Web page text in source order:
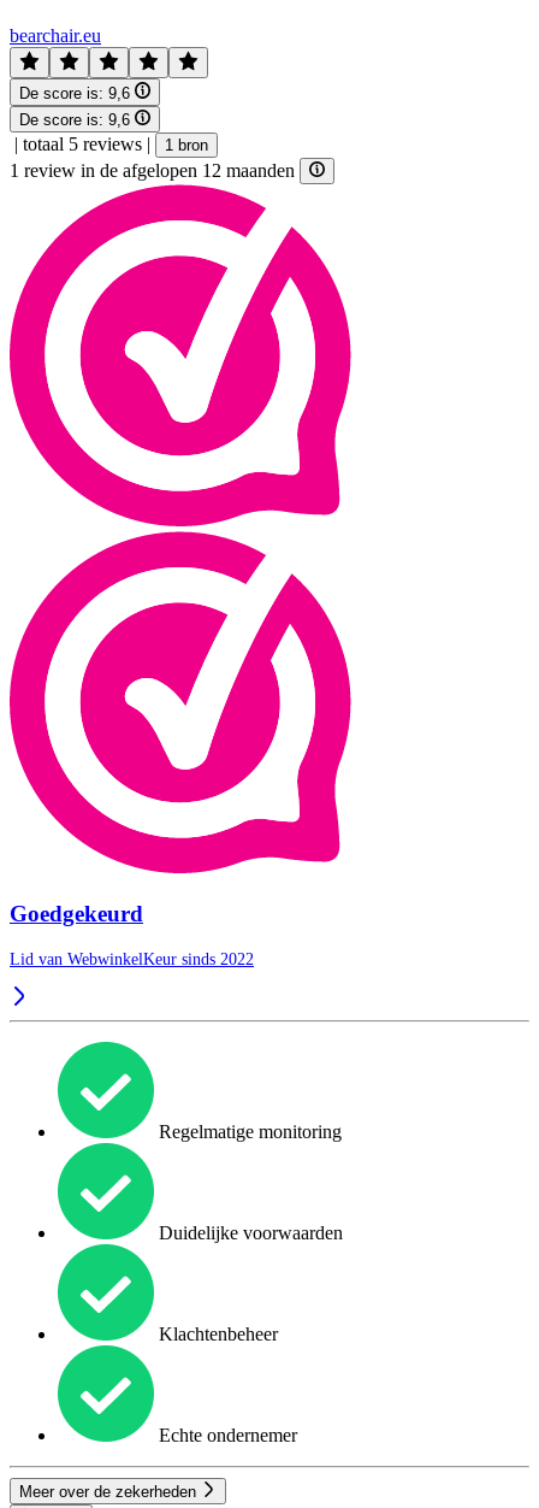
bearchair.eu
De score is: 9,6
De score is: 9,6
| totaal 5 reviews | 1 bron
1 review in de afgelopen 12 maanden
Goedgekeurd
Lid van WebwinkelKeur sinds 2022
Regelmatige monitoring
Duidelijke voorwaarden
Klachtenbeheer
Echte ondernemer
Meer over de zekerheden